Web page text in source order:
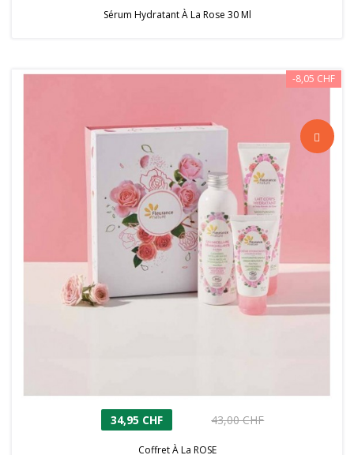
Sérum Hydratant À La Rose 30 Ml
-8,05 CHF
34,95 CHF 43,00 CHF
Coffret À La ROSE